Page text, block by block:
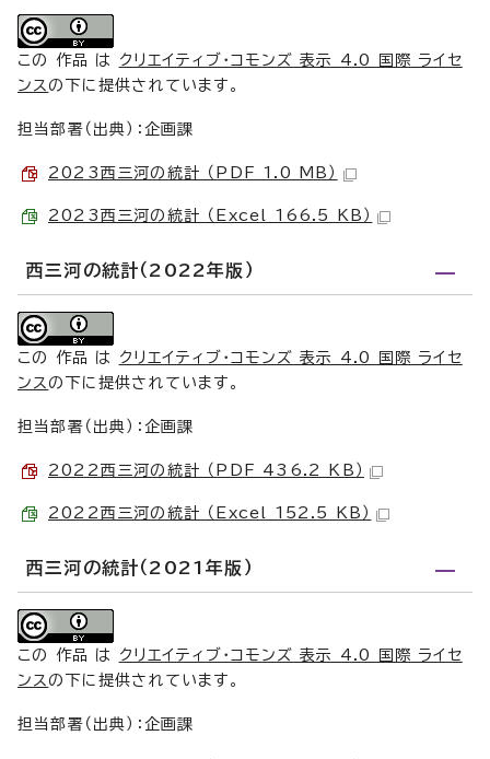
この 作品 は クリエイティブ・コモンズ 表示 4.0 国際 ライセ
ンスの下に提供されています。
担当部署（出典）：企画課
2023西三河の統計 （PDF 1.0 MB）
2023西三河の統計 （Excel 166.5 KB）
西三河の統計（2022年版）
この 作品 は クリエイティブ・コモンズ 表示 4.0 国際 ライセ
ンスの下に提供されています。
担当部署（出典）：企画課
2022西三河の統計 （PDF 436.2 KB）
2022西三河の統計 （Excel 152.5 KB）
西三河の統計（2021年版）
この 作品 は クリエイティブ・コモンズ 表示 4.0 国際 ライセ
ンスの下に提供されています。
担当部署（出典）：企画課